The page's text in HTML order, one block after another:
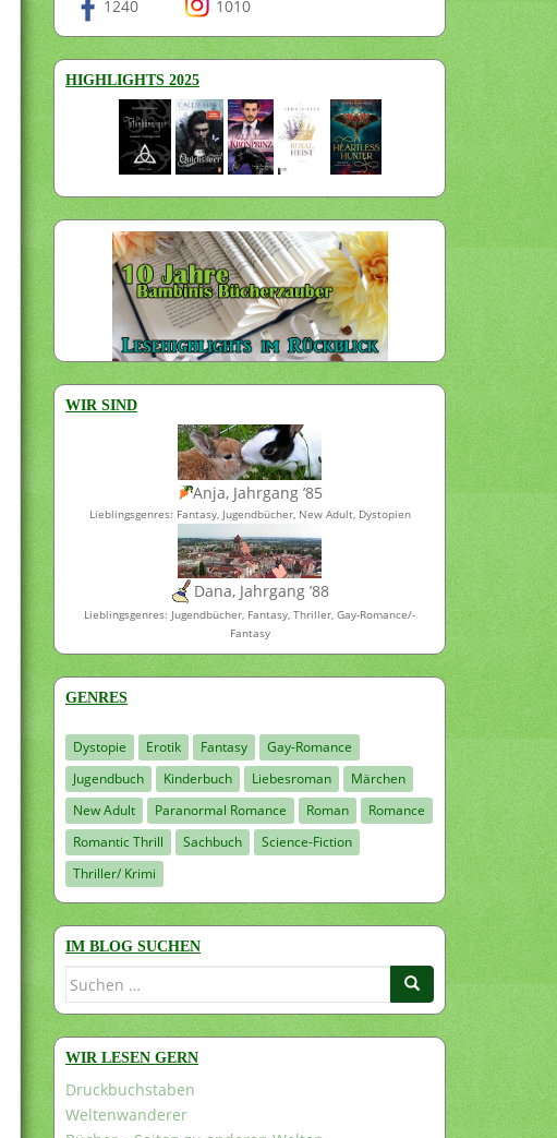
1240 1010
HIGHLIGHTS 2025
WIR SIND
Anja, Jahrgang ’85
Lieblingsgenres: Fantasy, Jugendbücher, New Adult, Dystopien
Dana, Jahrgang ’88
Lieblingsgenres: Jugendbücher, Fantasy, Thriller, Gay-Romance/-
Fantasy
GENRES
Dystopie Erotik Fantasy
Gay-Romance
Jugendbuch
Kinderbuch Liebesroman
Märchen
New Adult
Paranormal Romance Roman
Romance
Romantic Thrill
Sachbuch
Science-Fiction
Thriller/ Krimi
IM BLOG SUCHEN
Suchen
WIR LESEN GERN
Druckbuchstaben
Weltenwanderer